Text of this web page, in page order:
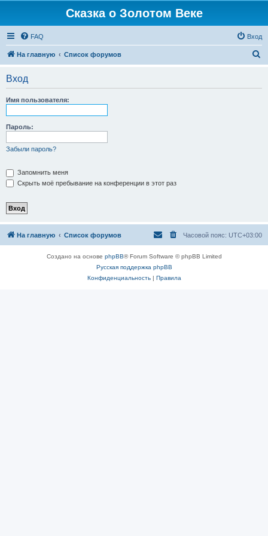
Сказка о Золотом Веке
FAQ Вход
На главную Список форумов
Вход
Имя пользователя:
Пароль:
Забыли пароль?
Запомнить меня
Скрыть моё пребывание на конференции в этот раз
На главную Список форумов Часовой пояс: UTC+03:00
Создано на основе phpBB® Forum Software © phpBB Limited
Русская поддержка phpBB
Конфиденциальность| Правила